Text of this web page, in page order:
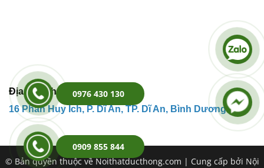
Địa Chỉ Kho Hàng:
16 Phan Huy Ích, P. Dĩ An, TP. Dĩ An, Bình Dương.
© Bản quyền thuộc về Noithatducthong.com | Cung cấp bởi Nội
0909 855 844
0976 430 130